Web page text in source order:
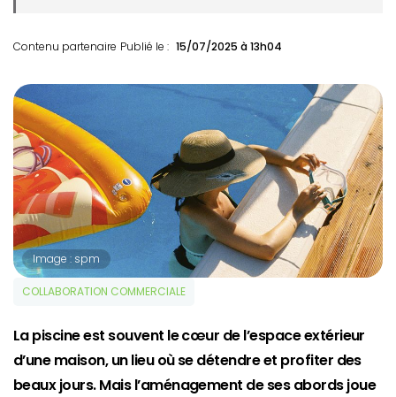
Contenu partenaire Publié le : 15/07/2025 à 13h04
Image : spm
COLLABORATION COMMERCIALE
La piscine est souvent le cœur de l’espace extérieur
d’une maison, un lieu où se détendre et profiter des
beaux jours. Mais l’aménagement de ses abords joue